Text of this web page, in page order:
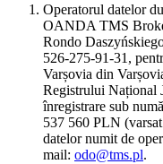
Operatorul datelor
OANDA TMS
Rondo
526-275-91-31,
Varșovia din
Registrului Național
înregistrare sub
537 560 PLN
datelor numit de
mail: odo@tms.pl.